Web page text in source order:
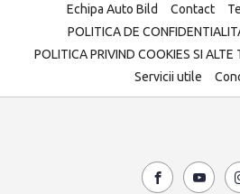
Echipa Auto Bild Contact
POLITICA DE
POLITICA PRIVIND COOKIES SI ALTE
Servicii utile